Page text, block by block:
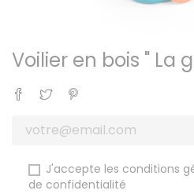
Voilier en bois " La
Partager
Tweet
J'accepte les conditions
de confidentialité